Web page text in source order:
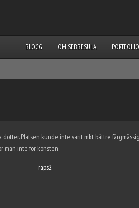
BLOGG OM SEBBESULA PORTFOLIO
Platsen kunde inte varit mkt bättre
man inte för konsten.